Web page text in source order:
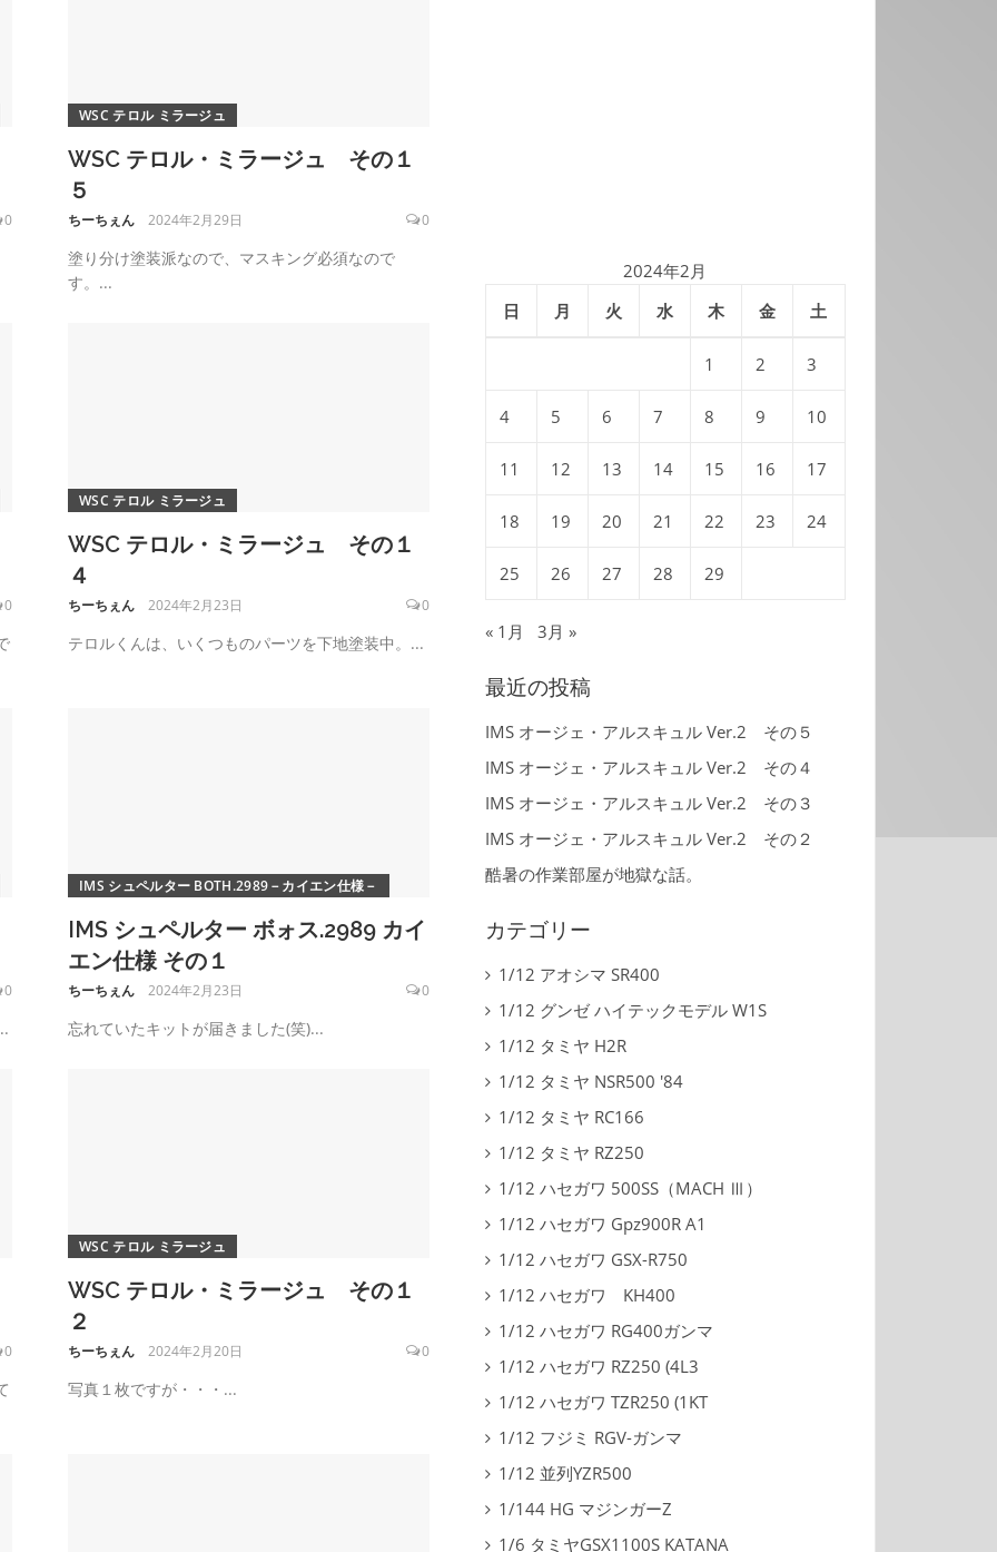
0
WSC テロル ミラージュ
WSC テロル・ミラージュ その１
５
ちーちぇん 2024年2月29日 0
塗り分け塗装派なので、マスキング必須なので
す。...
0
WSC テロル ミラージュ
WSC テロル・ミラージュ その１
４
ちーちぇん 2024年2月23日 0
テロルくんは、いくつものパーツを下地塗装中。...
0
IMS シュペルター BOTH.2989－カイエン仕様－
IMS シュペルター ボォス.2989 カイ
エン仕様 その１
ちーちぇん 2024年2月23日 0
忘れていたキットが届きました(笑)...
0
WSC テロル ミラージュ
WSC テロル・ミラージュ その１
２
ちーちぇん 2024年2月20日 0
写真１枚ですが・・・...
2024年2月
日
月 火 水 木 金 土
1 2 3
4 5 6 7 8 9 10
11 12 13 14 15 16 17
18 19 20 21 22 23 24
25 26 27 28 29
« 1月 3月 »
最近の投稿
IMS オージェ・アルスキュル Ver.2 その５
IMS オージェ・アルスキュル Ver.2 その４
IMS オージェ・アルスキュル Ver.2 その３
IMS オージェ・アルスキュル Ver.2 その２
酷暑の作業部屋が地獄な話。
カテゴリー
1/12 アオシマ SR400
1/12 グンゼ ハイテックモデル W1S
1/12 タミヤ H2R
1/12 タミヤ NSR500 '84
1/12 タミヤ RC166
1/12 タミヤ RZ250
1/12 ハセガワ 500SS（MACH Ⅲ）
1/12 ハセガワ Gpz900R A1
1/12 ハセガワ GSX-R750
1/12 ハセガワ KH400
1/12 ハセガワ RG400ガンマ
1/12 ハセガワ RZ250 (4L3
1/12 ハセガワ TZR250 (1KT
1/12 フジミ RGV-ガンマ
1/12 並列YZR500
1/144 HG マジンガーZ
1/6 タミヤGSX1100S KATANA